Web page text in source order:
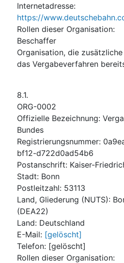
Internetadresse:
https://
Rollen dieser Organisation:
Beschaffer
Organisation, die
das Vergabeverfahren
8.1.
ORG-0002
Offizielle Bezeichnung:
Bundes
Registrierungsnummer:
bf12-d722d0ad54b6
Postanschrift: Kaiser-
Stadt: Bonn
Postleitzahl: 53113
Land, Gliederung (NUTS):
(DEA22)
Land: Deutschland
E-Mail: [gelöscht]
Telefon: [gelöscht]
Rollen dieser Organisation: